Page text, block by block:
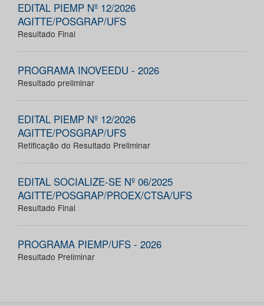
EDITAL PIEMP Nº 12/2026
AGITTE/POSGRAP/UFS
Resultado Final
PROGRAMA INOVEEDU - 2026
Resultado preliminar
EDITAL PIEMP Nº 12/2026
AGITTE/POSGRAP/UFS
Retificação do Resultado Preliminar
EDITAL SOCIALIZE-SE Nº 06/2025
AGITTE/POSGRAP/PROEX/CTSA/UFS
Resultado Final
PROGRAMA PIEMP/UFS - 2026
Resultado Preliminar